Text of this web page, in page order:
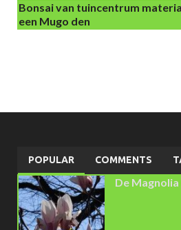
Bonsai van tuincentrum
een Mugo den
POPULAR COMMENTS
De